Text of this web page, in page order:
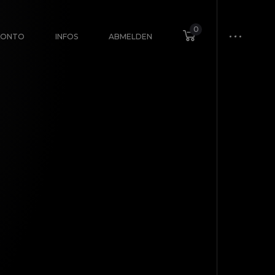
INFOS ABMELDEN
0